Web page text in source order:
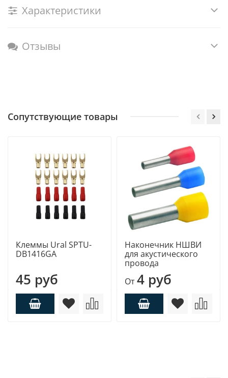
Характеристики
Отзывы
Сопутствующие товары
Клеммы Ural SPTU-
DB1416GA
45 руб
Наконечник НШВИ
для акустического
провода
От4 руб